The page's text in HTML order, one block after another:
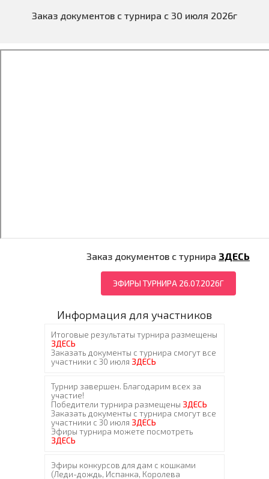
Заказ документов с турнира с 30 июля 2026г
Заказ документов с турнира ЗДЕСЬ
ЭФИРЫ ТУРНИРА 26.07.2026Г
Информация для участников